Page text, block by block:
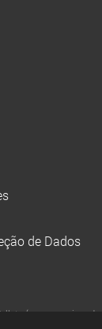
de Dados
é um serviço da